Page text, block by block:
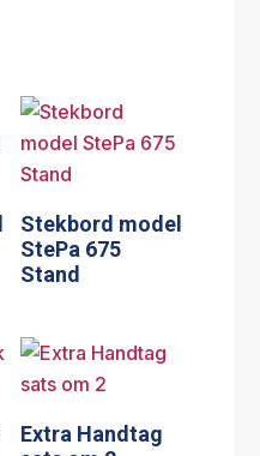
Stekbord model
StePa 675
Stand
Extra Handtag